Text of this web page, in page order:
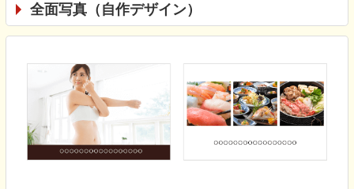
全面写真（自作デザイン）